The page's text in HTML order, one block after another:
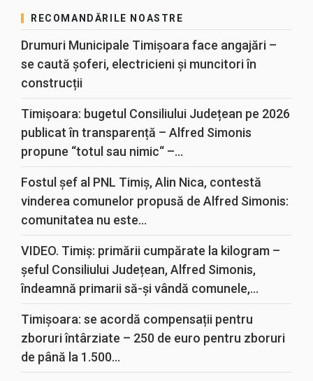
RECOMANDĂRILE NOASTRE
Drumuri Municipale Timișoara face angajări –
se caută șoferi, electricieni și muncitori în
construcții
Timișoara: bugetul Consiliului Județean pe 2026
publicat în transparență – Alfred Simonis
propune “totul sau nimic“ –...
Fostul șef al PNL Timiș, Alin Nica, contestă
vinderea comunelor propusă de Alfred Simonis:
comunitatea nu este...
VIDEO. Timiș: primării cumpărate la kilogram –
șeful Consiliului Județean, Alfred Simonis,
îndeamnă primarii să-și vândă comunele,...
Timișoara: se acordă compensații pentru
zboruri întârziate – 250 de euro pentru zboruri
de până la 1.500...